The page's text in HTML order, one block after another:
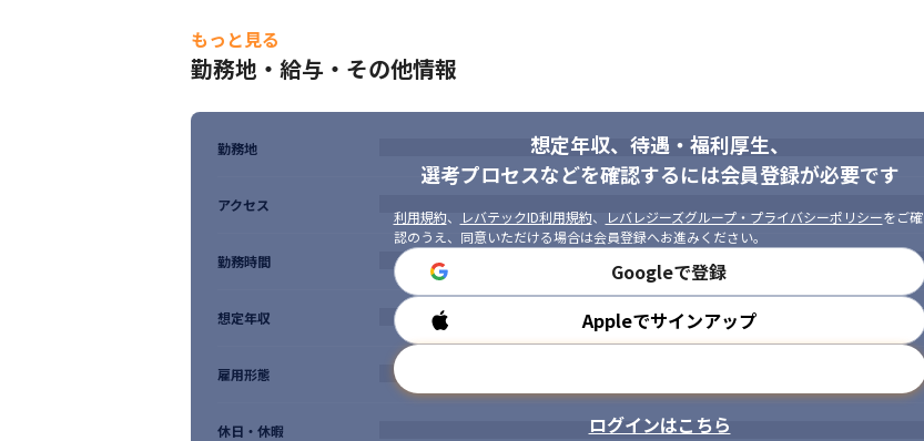
もっと見る
勤務地・給与・その他情報
想定年収、待遇・福利厚生、
選考プロセスなどを確認するには会員登録が必要です
利用規約、 レバテックID利用規約、 レバレジーズグループ・プライバシーポリシーをご確
認のうえ、同意いただける場合は会員登録へお進みください。
Googleで登録
Appleでサインアップ
ログインはこちら
勤務地
アクセス
勤務時間
想定年収
雇用形態
休日・休暇